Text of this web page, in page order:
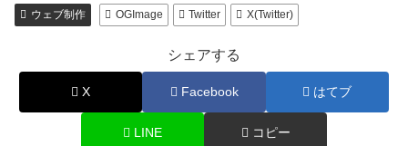
ウェブ制作 OGImage Twitter X(Twitter)
シェアする
X Facebook はてブ
LINE コピー